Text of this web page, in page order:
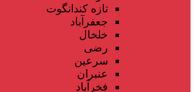
تازه کندانگوت
جعفرآباد
خلخال
رضی
سرعین
عنبران
فخرآباد